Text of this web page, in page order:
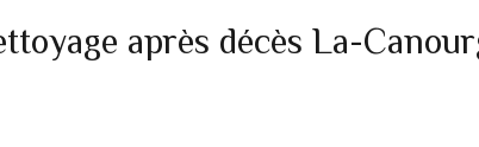
après décès La-